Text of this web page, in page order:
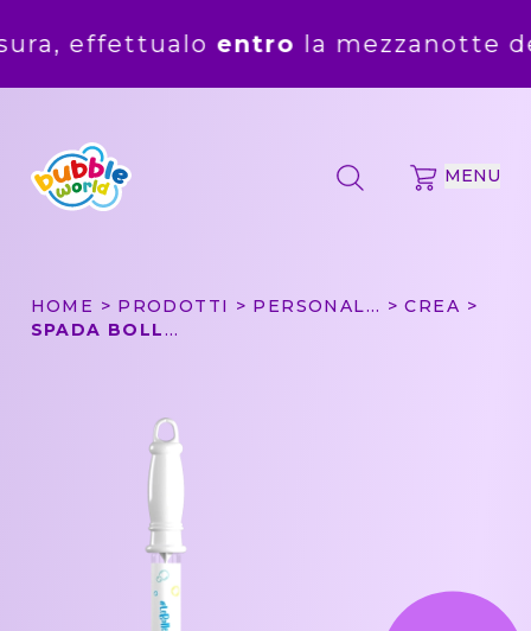
entrola mezzanotte del5
MENU
HOME PRODOTTI PERSONALIZZA
CREA
SPADA BOLLE DI SAPONE PERSONALIZZATA BUBBLE WORLD CON MANICO BIANCO